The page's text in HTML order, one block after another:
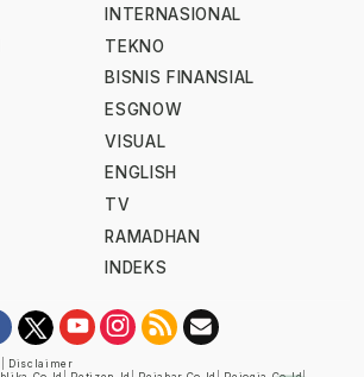
INTERNASIONAL
TEKNO
BISNIS FINANSIAL
ESGNOW
VISUAL
ENGLISH
TV
RAMADHAN
INDEKS
Disclaimer